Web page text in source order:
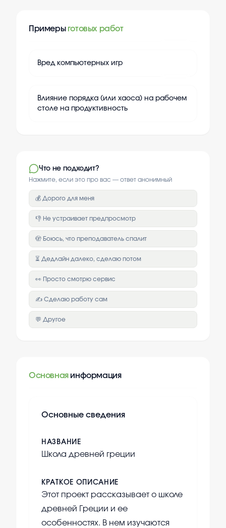
Примеры готовых работ
Вред компьютерных игр
Влияние порядка (или хаоса) на рабочем
столе на продуктивность
Что не подходит?
Нажмите, если это про вас — ответ анонимный
💰 Дорого для меня
👎 Не устраивает предпросмотр
🫣 Боюсь, что преподаватель спалит
⏳ Дедлайн далеко, сделаю потом
👀 Просто смотрю сервис
✍️ Сделаю работу сам
💬 Другое
Основная информация
Основные сведения
НАЗВАНИЕ
Школа древней греции
КРАТКОЕ ОПИСАНИЕ
Этот проект рассказывает о школе
древней Греции и ее
особенностях. В нем изучаются